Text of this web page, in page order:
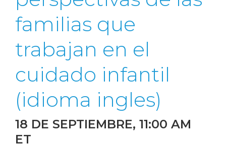
familias que
trabajan en el
cuidado infantil
(idioma ingles)
18 DE SEPTIEMBRE, 11:00 AM
ET